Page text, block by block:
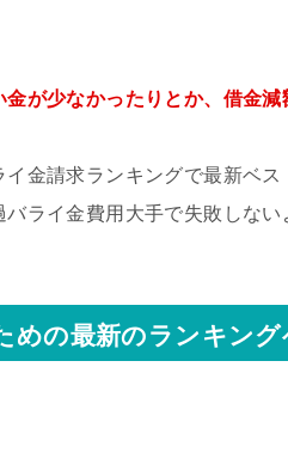
が少なかったりとか、借金
金請求ランキングで最新ベス
ライ金費用大手で失敗しない
めの最新のランキン